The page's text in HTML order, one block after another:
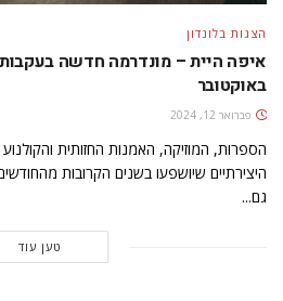
הצגות בלונדון
איפה היית – מונדרמה חדשה
באוקטובר
פברואר 12, 2024
הספרות, המוזיקה, האמנות החזותית
היצירתיים שיושפעו בשנים הקרובות
גם...
טען עוד